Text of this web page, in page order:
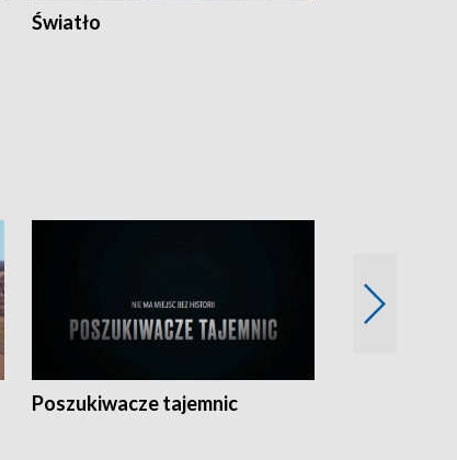
Światło
Poszukiwacze tajemnic